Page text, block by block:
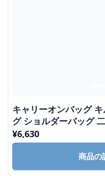
キャリーオンバッグ
グ ショルダーバッグ
¥6,630
商品の